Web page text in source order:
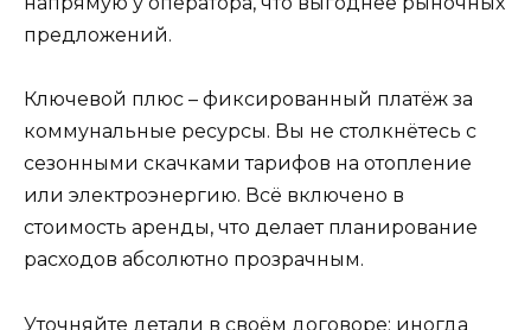
предложений.
Ключевой плюс – фиксированный платёж за
коммунальные ресурсы. Вы не столкнётесь с
сезонными скачками тарифов на отопление
или электроэнергию. Всё включено в
стоимость аренды, что делает планирование
расходов абсолютно прозрачным.
Уточняйте детали в своём договоре: иногда